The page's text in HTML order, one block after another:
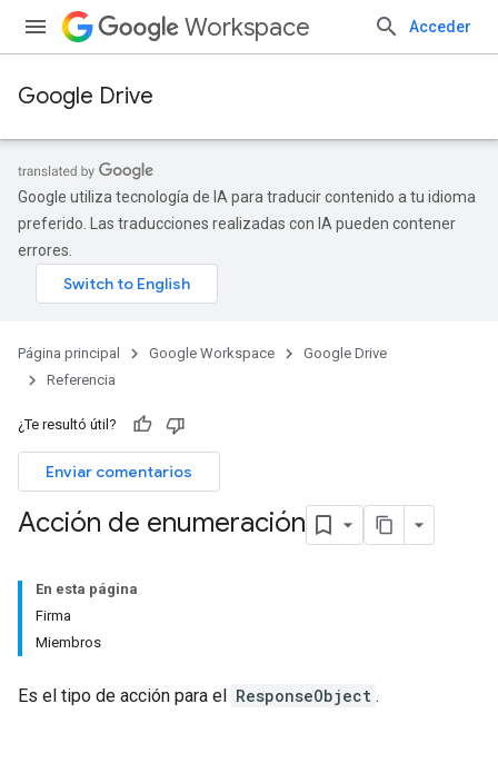
Workspace Acceder
Google Drive
Google utiliza tecnología de IA para traducir contenido a tu idioma
preferido. Las traducciones realizadas con IA pueden contener
errores.
Página principal Google Workspace
Google Drive
Referencia
¿Te resultó útil?
Enviar comentarios
Acción de enumeración
En esta página
Firma
Miembros
Es el tipo de acción para el ResponseObject .